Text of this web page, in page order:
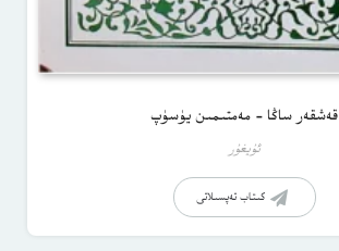
قەشقەر ساڭا – مەمتىمىن يۈسۈپ
ئۇيغۇر
كىتاب تەپسىلاتى